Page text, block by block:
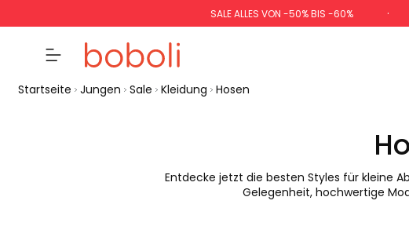
SALE ALLES VON -50% BIS -60%
Startseite Jungen Sale Kleidung Hosen
Entdecke jetzt die besten Styles für kleine
Gelegenheit, hochwertige